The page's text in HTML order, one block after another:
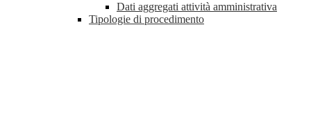
Dati aggregati attività amministrativa
Tipologie di procedimento